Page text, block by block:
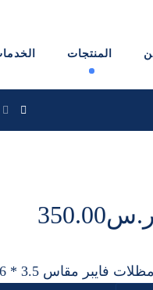
المنتجات
ر.س350.00
مظلات فايبر مقاس 3.5 * 6 بضمان 25 سنة